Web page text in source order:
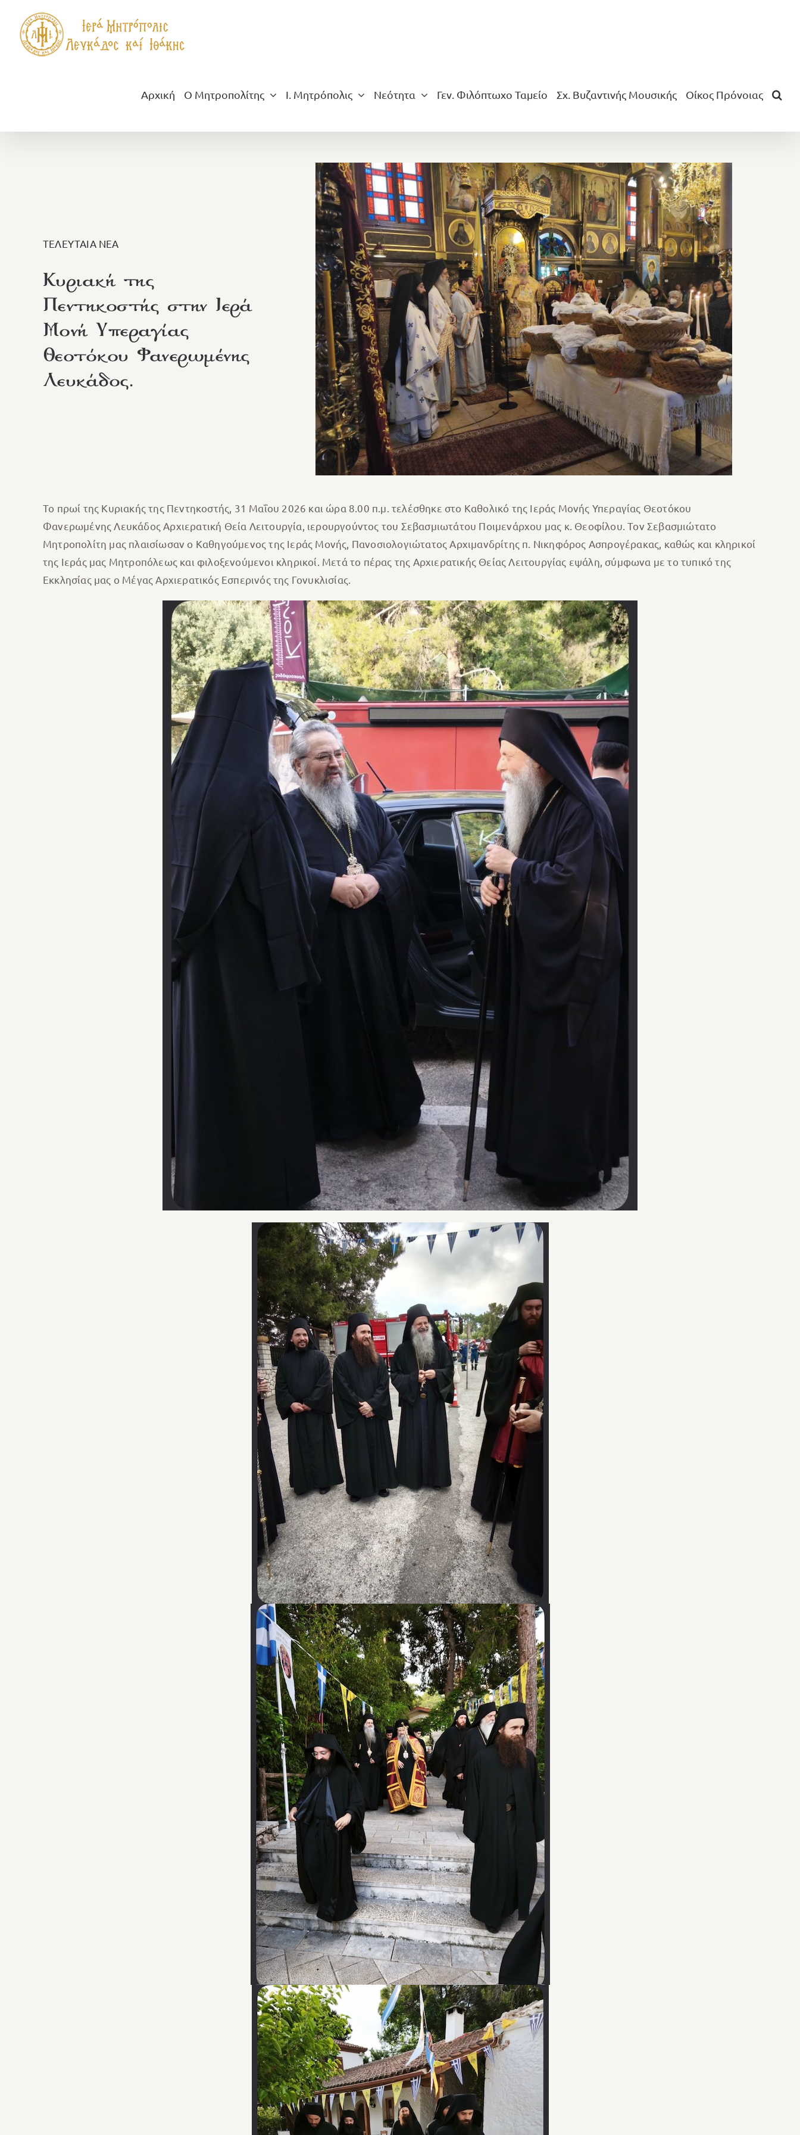
περιεχόμενο
Αρχική Ο Μητροπολίτης Ι. Μητρόπολις Νεότητα Γεν. Φιλόπτωχο Ταμείο Σχ. Βυζαντινής Μουσικής Οίκος Πρόνοιας
ΤΕΛΕΥΤΑΙΑ ΝΕΑ
Κυριακή της
Πεντηκοστής στην Ιερά
Μονή Υπεραγίας
Θεοτόκου Φανερωμένης
Λευκάδος.
Το πρωί της Κυριακής της Πεντηκοστής, 31 Μαΐου 2026 και ώρα 8.00 π.μ. τελέσθηκε στο Καθολικό της Ιεράς Μονής Υπεραγίας Θεοτόκου
Φανερωμένης Λευκάδος Αρχιερατική Θεία Λειτουργία, ιερουργούντος του Σεβασμιωτάτου Ποιμενάρχου μας κ. Θεοφίλου. Τον Σεβασμιώτατο
Μητροπολίτη μας πλαισίωσαν ο Καθηγούμενος της Ιεράς Μονής, Πανοσιολογιώτατος Αρχιμανδρίτης π. Νικηφόρος Ασπρογέρακας, καθώς και κληρικοί
της Ιεράς μας Μητροπόλεως και φιλοξενούμενοι κληρικοί. Μετά το πέρας της Αρχιερατικής Θείας Λειτουργίας εψάλη, σύμφωνα με το τυπικό της
Εκκλησίας μας ο Μέγας Αρχιερατικός Εσπερινός της Γονυκλισίας.